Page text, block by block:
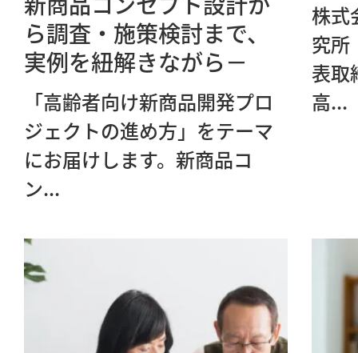
ら調査・施策検討まで、
実例を紐解きながら－
「高齢者向け新商品開発プロ
ジェクトの進め方」をテーマ
にお届けします。新商品コ
ン...
株式
究所
表取
高...